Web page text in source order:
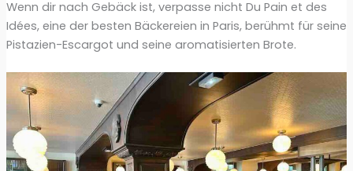
Wenn dir nach Gebäck ist, verpasse nicht Du Pain et des
Idées, eine der besten Bäckereien in Paris, berühmt für seine
Pistazien-Escargot und seine aromatisierten Brote.